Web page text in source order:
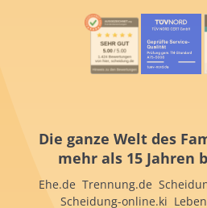
Die ganze Welt des
mehr als 15 Jahren
Ehe.de Trennung.de
Scheidung-online.ki